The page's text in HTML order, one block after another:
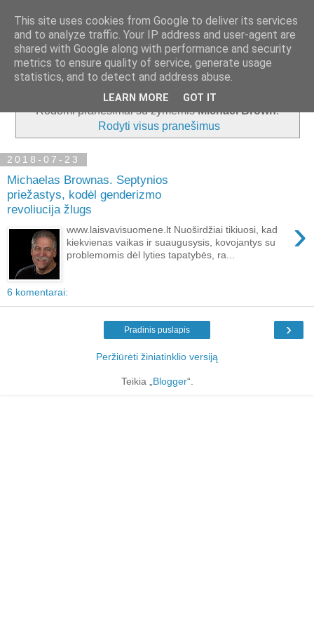
Rodomi pranešimai su žymėmisMichael Brown.
Rodyti visus pranešimus
2018-07-23
Michaelas Brownas. Septynios
priežastys, kodėl genderizmo
revoliucija žlugs
›
www.laisvavisuomene.lt Nuoširdžiai tikiuosi, kad
kiekvienas vaikas ir suaugusysis, kovojantys su
problemomis dėl lyties tapatybės, ra...
6 komentarai:
›
Pradinis puslapis
Peržiūrėti žiniatinklio versiją
Teikia „Blogger“.
This site uses cookies from Google to deliver its services
and to analyze traffic. Your IP address and user-agent are
shared with Google along with performance and security
metrics to ensure quality of service, generate usage
statistics, and to detect and address abuse.
LEARN MORE GOT IT